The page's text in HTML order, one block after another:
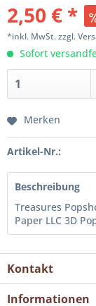
2,50 € *
*inkl. MwSt.zzgl.
Sofort
Merken
Artikel-Nr.:
Beschreibung
Treasures
Paper LLC 3D
Kontakt
Informationen